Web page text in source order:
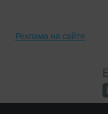
Реклама на сайте